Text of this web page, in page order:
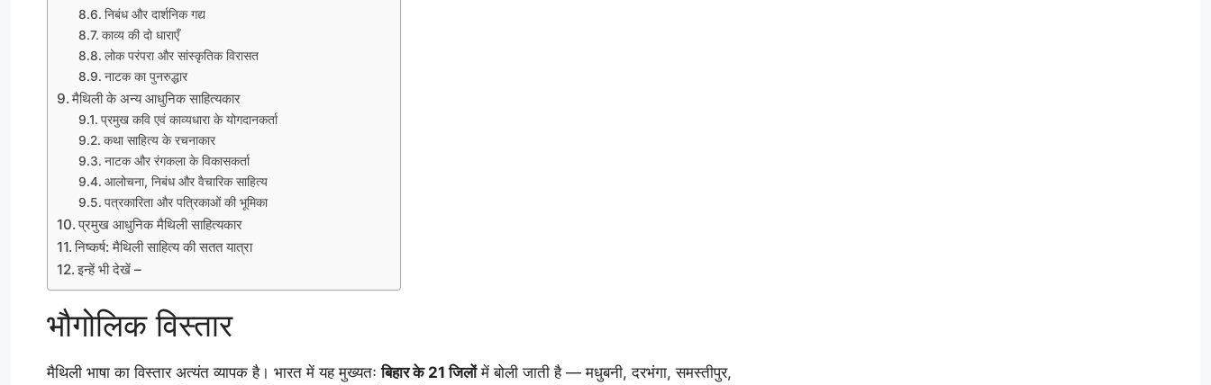
निबंध और दार्शनिक गद्य
काव्य की दो धाराएँ
लोक परंपरा और सांस्कृतिक विरासत
नाटक का पुनरुद्धार
मैथिली के अन्य आधुनिक साहित्यकार
प्रमुख कवि एवं काव्यधारा के योगदानकर्ता
कथा साहित्य के रचनाकार
नाटक और रंगकला के विकासकर्ता
आलोचना, निबंध और वैचारिक साहित्य
पत्रकारिता और पत्रिकाओं की भूमिका
प्रमुख आधुनिक मैथिली साहित्यकार
निष्कर्ष: मैथिली साहित्य की सतत यात्रा
इन्हें भी देखें –
भौगोलिक विस्तार
मैथिली भाषा का विस्तार अत्यंत व्यापक है। भारत में यह मुख्यतःबिहार के 21 जिलोंमें बोली जाती है — मधुबनी, दरभंगा, समस्तीपुर,